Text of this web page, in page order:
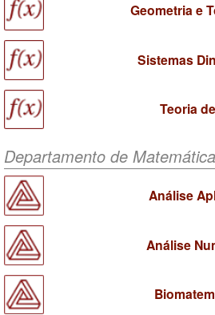
Geometria e
Sistemas
Teoria
Departamento de
Análise
Análise